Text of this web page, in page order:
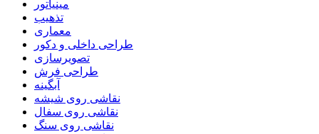
مینیاتور
تذهیب
معماری
طراحی داخلی و دکور
تصویرسازی
طراحی فرش
آبگینه
نقاشی روی شیشه
نقاشی روی سفال
نقاشی روی سنگ